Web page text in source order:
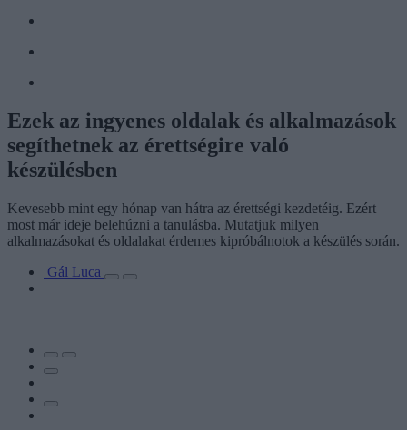
Ezek az ingyenes oldalak és alkalmazások
segíthetnek az érettségire való
készülésben
Kevesebb mint egy hónap van hátra az érettségi kezdetéig. Ezért
most már ideje belehúzni a tanulásba. Mutatjuk milyen
alkalmazásokat és oldalakat érdemes kipróbálnotok a készülés során.
Gál Luca